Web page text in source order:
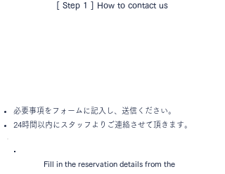
[ Step 1 ] How to contact us
必要事項をフォームに記入し、送信ください。
24時間以内にスタッフより ご連絡させて頂きます。
Fill in the reservation details from the